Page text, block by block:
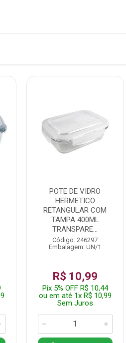
POTE DE VIDRO
HERMETICO
RETANGULAR COM
TAMPA 400ML
TRANSPARE...
Código: 246297
Embalagem: UN/1
R$ 10,99
Pix 5% OFF R$ 10,44
ou em até 1x R$ 10,99
Sem Juros